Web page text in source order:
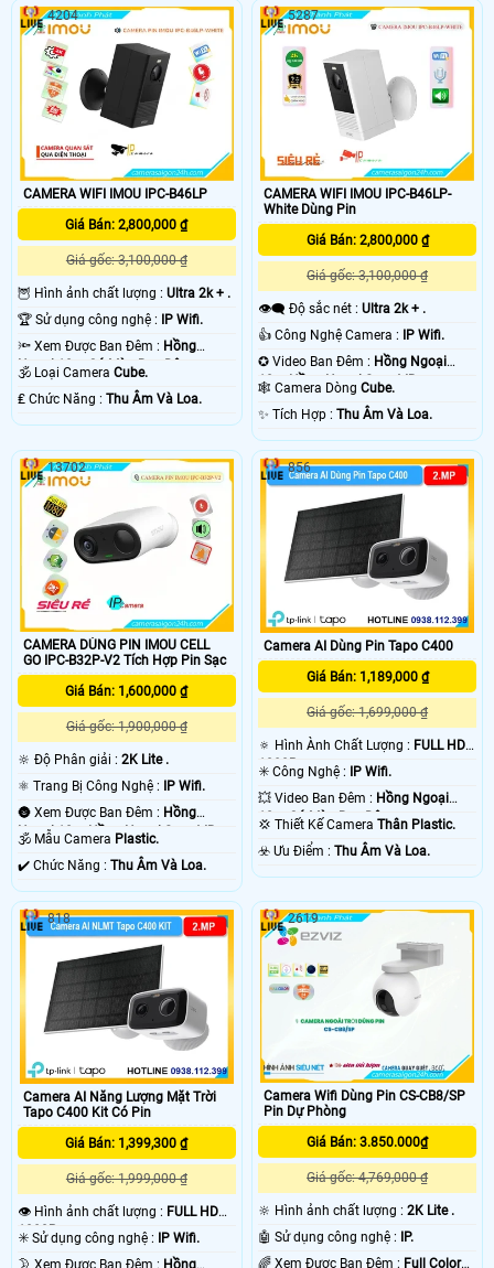
CAMERA WIFI IMOU IPC-B46LP
Giá Bán: 2,800,000 ₫
Giá gốc: 3,100,000 ₫
🦉 Hình ảnh chất lượng : Ultra 2k + .
🏆 Sử dụng công nghệ : IP Wifi.
🔦 Xem Được Ban Đêm : Hồng
Ngoại 10m Có Màu Ban Ðêm.
🕉️ Loại Camera Cube.
️₤ Chức Năng : Thu Âm Và Loa.
4204
CAMERA WIFI IMOU IPC-B46LP-
White Dùng Pin
Giá Bán: 2,800,000 ₫
Giá gốc: 3,100,000 ₫
👁️‍🗨 Độ sắc nét :Ultra 2k + .
👍 Công Nghệ Camera : IP Wifi.
✪ Video Ban Đêm : Hồng Ngoại
10m Hồng Ngoại Smart IR.
🕸️ Camera DòngCube.
️✨ Tích Hợp :Thu Âm Và Loa.
5287
CAMERA DÙNG PIN IMOU CELL
GO IPC-B32P-V2 Tích Hợp Pin Sạc
Giá Bán: 1,600,000 ₫
Giá gốc: 1,900,000 ₫
🔆 Độ Phân giải : 2K Lite .
⚛️ Trang Bị Công Nghệ : IP Wifi.
🌚 Xem Được Ban Đêm : Hồng
Ngoại 10m Hồng Ngoại Smart IR.
🕉️ Mẫu Camera Plastic.
️✔️ Chức Năng : Thu Âm Và Loa.
13702
Camera AI Dùng Pin Tapo C400
Giá Bán: 1,189,000 ₫
Giá gốc: 1,699,000 ₫
🔅 Hình Ành Chất Lượng : FULL HD
1080P .
✳️ Công Nghệ : IP Wifi.
💥 Video Ban Đêm : Hồng Ngoại
10m Có Màu Ban Ðêm.
💢 Thiết Kế CameraThân Plastic.
️☣️ Ưu Điểm :Thu Âm Và Loa.
856
Camera AI Năng Lượng Mặt Trời
Tapo C400 Kit Có Pin
Giá Bán: 1,399,300 ₫
Giá gốc: 1,999,000 ₫
👁 Hình ảnh chất lượng : FULL HD
1080P .
✳️ Sử dụng công nghệ :
IP Wifi.
🌛 Xem Được Ban Đêm : Hồng
818
Camera Wifi Dùng Pin CS-CB8/SP
Pin Dự Phòng
Giá Bán: 3.850.000₫
Giá gốc: 4,769,000 ₫
🔆 Hình ảnh chất lượng :2K Lite .
🤖️ Sử dụng công nghệ :
IP.
🌈 Xem Được Ban Đêm : Full Color
2619